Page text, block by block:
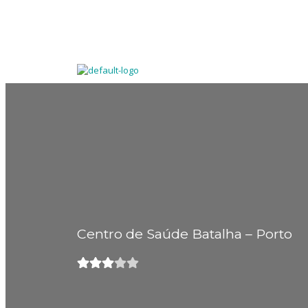
Centro de Saúde Batalha – Porto